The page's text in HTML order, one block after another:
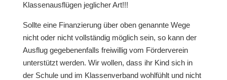
Klassenausflügen jeglicher Art!!!
Sollte eine Finanzierung über oben genannte Wege
nicht oder nicht vollständig möglich sein, so kann der
Ausflug gegebenenfalls freiwillig vom Förderverein
unterstützt werden. Wir wollen, dass ihr Kind sich in
der Schule und im Klassenverband wohlfühlt und nicht